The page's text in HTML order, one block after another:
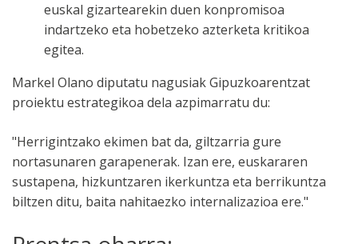
euskal gizartearekin duen konpromisoa
indartzeko eta hobetzeko azterketa kritikoa
egitea.
Markel Olano diputatu nagusiak Gipuzkoarentzat
proiektu estrategikoa dela azpimarratu du:
"Herrigintzako ekimen bat da, giltzarria gure
nortasunaren garapenerak. Izan ere, euskararen
sustapena, hizkuntzaren ikerkuntza eta berrikuntza
biltzen ditu, baita nahitaezko internalizazioa ere."